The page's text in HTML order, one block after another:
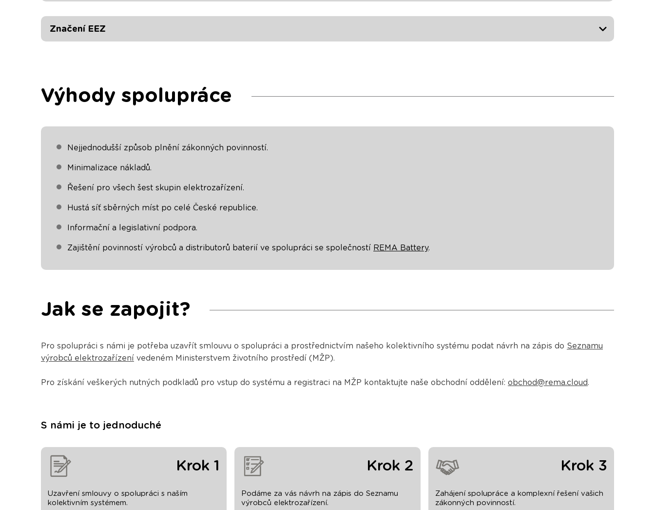
Značení EEZ
Výhody spolupráce
Nejjednodušší způsob plnění zákonných povinností.
Minimalizace nákladů.
Řešení pro všech šest skupin elektrozařízení.
Hustá síť sběrných míst po celé České republice.
Informační a legislativní podpora.
Zajištění povinností výrobců a distributorů baterií ve spolupráci se společností REMA Battery.
Jak se zapojit?
Pro spolupráci s námi je potřeba uzavřít smlouvu o spolupráci a prostřednictvím našeho kolektivního systému podat návrh na zápis do Seznamu
výrobců elektrozařízení vedeném Ministerstvem životního prostředí (MŽP).
Pro získání veškerých nutných podkladů pro vstup do systému a registraci na MŽP kontaktujte naše obchodní oddělení: obchod@rema.cloud.
S námi je to jednoduché
Krok 1
Uzavření smlouvy o spolupráci s naším
kolektivním systémem.
Krok 2
Podáme za vás návrh na zápis do Seznamu
výrobců elektrozařízení.
Krok 3
Zahájení spolupráce a komplexní řešení vašich
zákonných povinností.